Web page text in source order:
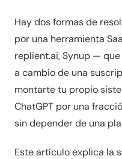
Hay dos formas de
por una herramienta
replient.ai, Synup —
a cambio de una
montarte tu propio
ChatGPT por una
sin depender de una
Este artículo explica la